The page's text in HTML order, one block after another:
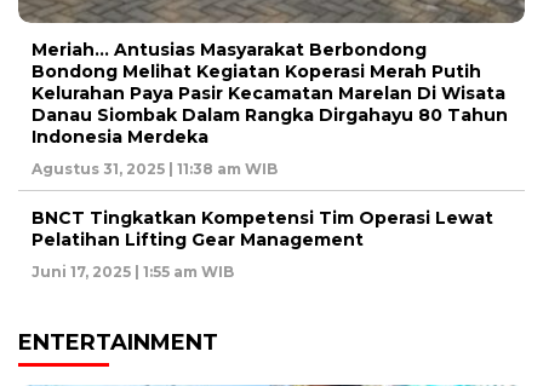
Meriah… Antusias Masyarakat Berbondong
Bondong Melihat Kegiatan Koperasi Merah Putih
Kelurahan Paya Pasir Kecamatan Marelan Di Wisata
Danau Siombak Dalam Rangka Dirgahayu 80 Tahun
Indonesia Merdeka
Agustus 31, 2025 | 11:38 am WIB
BNCT Tingkatkan Kompetensi Tim Operasi Lewat
Pelatihan Lifting Gear Management
Juni 17, 2025 | 1:55 am WIB
ENTERTAINMENT